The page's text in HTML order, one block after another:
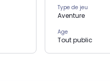
Type de jeu
Aventure
Age
Tout public